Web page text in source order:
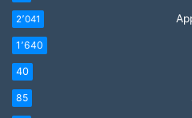
2٬041
1٬640
40
85